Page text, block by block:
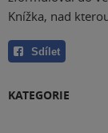
Knížka, nad
Sdílet
KATEGORIE